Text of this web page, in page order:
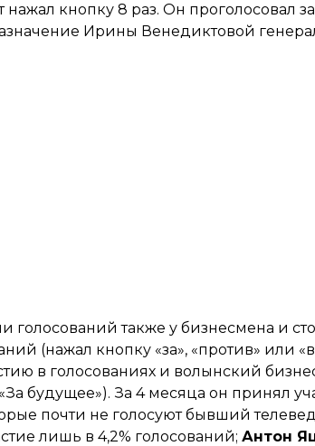
нажал кнопку 8 раз. Он проголосовал
Ирины Венедиктовой
голосований также у бизнесмена и
(нажал кнопку «за», «против» или
в голосованиях и волынский
будущее»). За 4 месяца он принял
почти не голосуют бывший
лишь в 4,2% голосований; Антон